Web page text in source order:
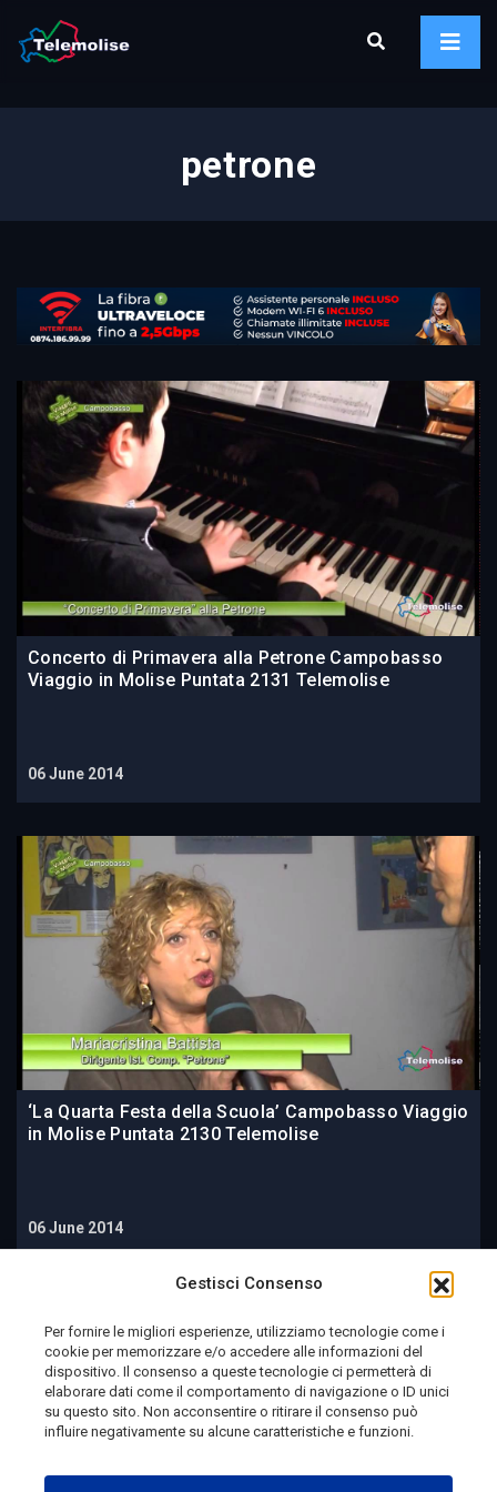
Gestisci Consenso
Per fornire le migliori esperienze, utilizziamo tecnologie come i
cookie per memorizzare e/o accedere alle informazioni del
dispositivo. Il consenso a queste tecnologie ci permetterà di
elaborare dati come il comportamento di navigazione o ID unici
su questo sito. Non acconsentire o ritirare il consenso può
influire negativamente su alcune caratteristiche e funzioni.
petrone
Concerto di Primavera alla Petrone Campobasso
Viaggio in Molise Puntata 2131 Telemolise
06 June 2014
‘La Quarta Festa della Scuola’ Campobasso Viaggio
in Molise Puntata 2130 Telemolise
06 June 2014
Telemolise - reg. Tribunale di Campobasso n. 133 del
10/08/1982 - Direttore Responsabile:MANUELA